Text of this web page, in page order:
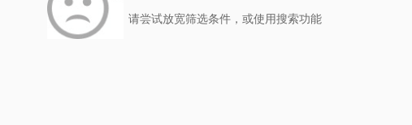
请尝试放宽筛选条件，或使用搜索功能